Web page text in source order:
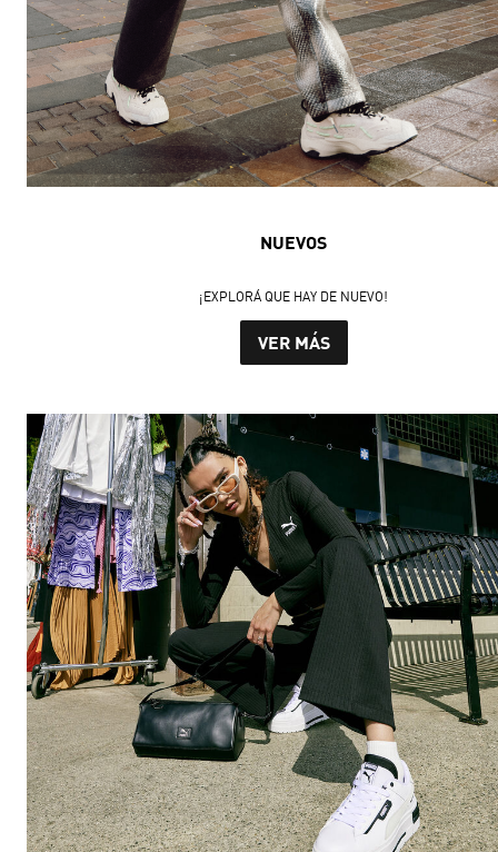
NUEVOS
¡EXPLORÁ QUE HAY DE NUEVO!
VER MÁS